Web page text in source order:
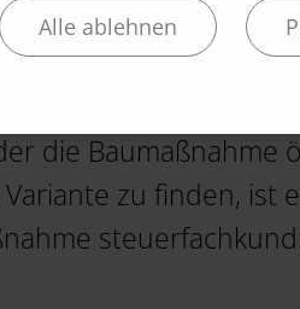
sollten
die Baumaßnahme
zu finden, ist
Alle ablehnen